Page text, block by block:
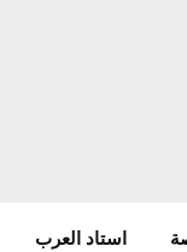
استاد العرب